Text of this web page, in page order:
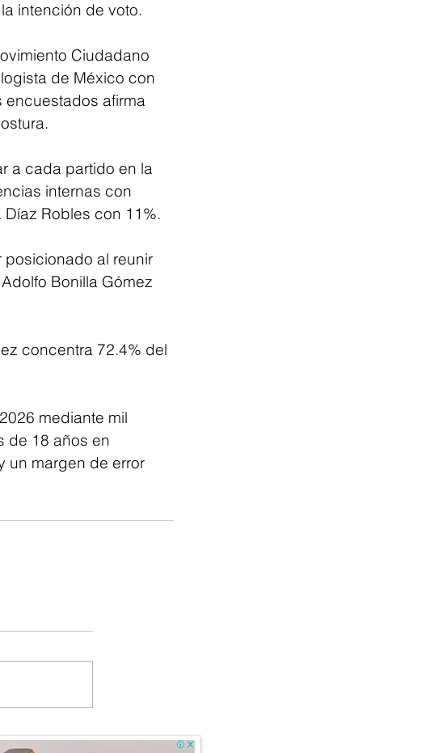
intención de voto.
Ciudadano
de México con
encuestados afirma
a cada partido en la
internas con
Robles con 11%.
posicionado al reunir
Bonilla Gómez
concentra 72.4% del
mediante mil
de 18 años en
un margen de error